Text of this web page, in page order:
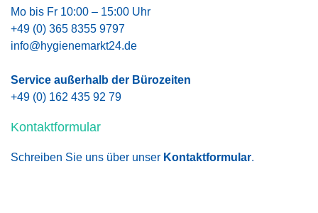
Mo bis Fr 10:00 – 15:00 Uhr
+49 (0) 365 8355 9797
info@hygienemarkt24.de
Service außerhalb der Bürozeiten
+49 (0) 162 435 92 79
Kontaktformular
Schreiben Sie uns über unser Kontaktformular.